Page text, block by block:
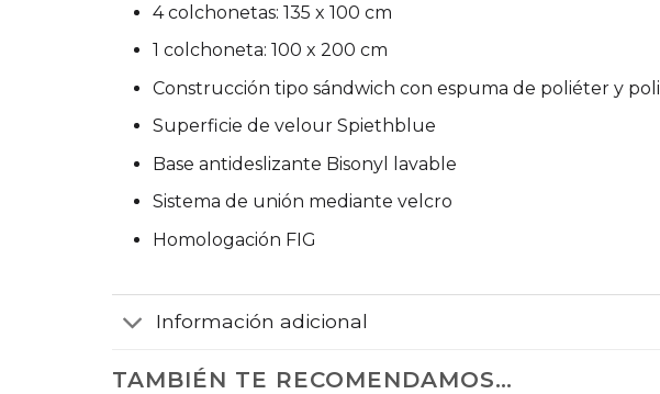
4 colchonetas: 135 x 100 cm
1 colchoneta: 100 x 200 cm
Construcción tipo sándwich con espuma de poliéter y
Superficie de velour Spiethblue
Base antideslizante Bisonyl lavable
Sistema de unión mediante velcro
Homologación FIG
Información adicional
TAMBIÉN TE RECOMENDAMOS…